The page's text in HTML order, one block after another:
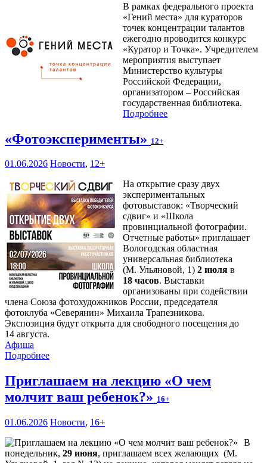
В рамках федерального проекта
«Гений места» для кураторов
точек концентрации талантов
ежегодно проводится конкурс
«Куратор и Точка». Учредителем
мероприятия выступает
Министерство культуры
Российской Федерации,
организатором – Российская
государственная библиотека.
Подробнее
«Фотоэксперименты» 12+
01.06.2026 Новости, 12+
На открытие сразу двух
экспериментальных
фотовыставок: «Творческий
сдвиг» и «Школа
провинциальной фотографии.
Отчетные работы» приглашает
Вологодская областная
универсальная библиотека
(М. Ульяновой, 1) 2 июля в
18 часов. Выставки
организованы при содействии
члена Союза фотохудожников России, председателя
фотоклуба «Северянин» Михаила Трапезникова.
Экспозиция будут открыта для свободного посещения до
14 августа.
Афиша
Подробнее
Приглашаем на лекцию «О чем
молчит ваш ребенок?» 16+
01.06.2026 Новости, 16+
В
понедельник, 29 июня, приглашаем всех желающих (М.